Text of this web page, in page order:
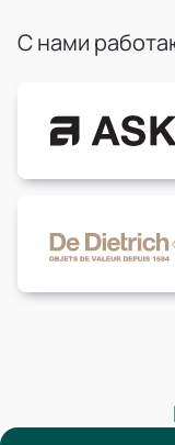
С нами